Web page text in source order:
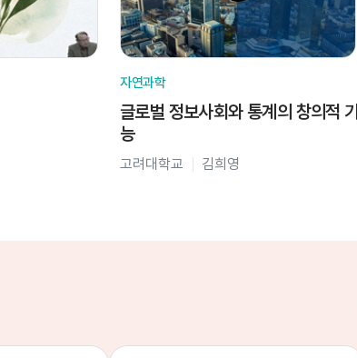
자연과학
글로벌 정보사회와 통계의 창의적 기
능
고려대학교 김희영